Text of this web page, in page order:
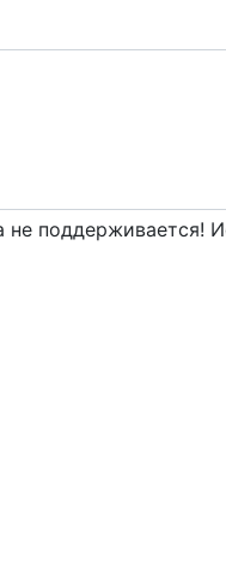
не поддерживается!